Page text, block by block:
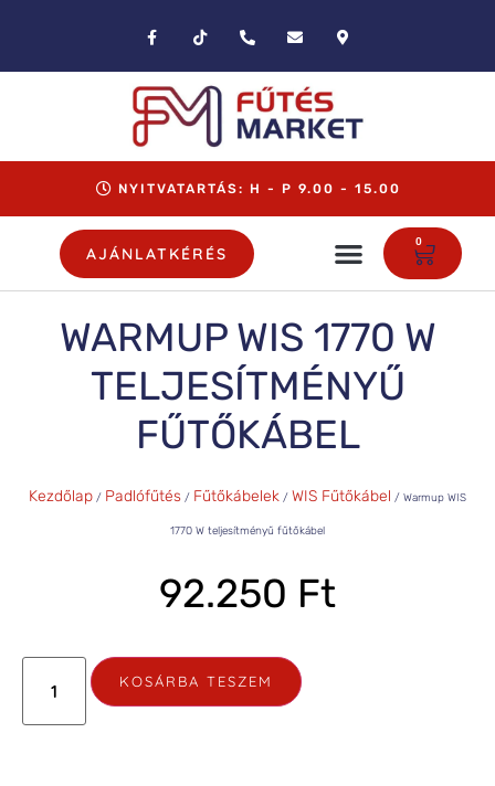
NYITVATARTÁS: H - P 9.00 - 15.00
AJÁNLATKÉRÉS
0
WARMUP WIS 1770 W
TELJESÍTMÉNYŰ
FŰTŐKÁBEL
Kezdőlap / Padlófűtés / Fűtőkábelek / WIS Fűtőkábel / Warmup WIS
1770 W teljesítményű fűtőkábel
92.250 Ft
KOSÁRBA TESZEM